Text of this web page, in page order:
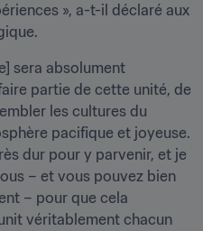
», a-t-il déclaré aux
sera absolument
partie de cette unité, de
les cultures du
pacifique et joyeuse.
dur pour y parvenir, et je
– et vous pouvez bien
– pour que cela
véritablement chacun